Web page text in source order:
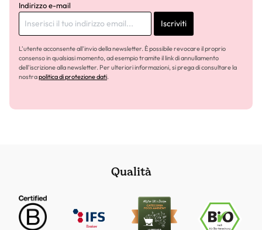
Indirizzo e-mail
Iscriviti
L'utente acconsente all'invio della newsletter. È possibile revocare il proprio
consenso in qualsiasi momento, ad esempio tramite il link di annullamento
dell'iscrizione alla newsletter. Per ulteriori informazioni, si prega di consultare la
nostrapolitica di protezione dati.
Qualità